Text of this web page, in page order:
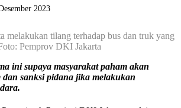
2023
melakukan tilang terhadap bus dan truk yang
Pemprov DKI Jakarta
ini supaya masyarakat paham akan
sanksi pidana jika melakukan